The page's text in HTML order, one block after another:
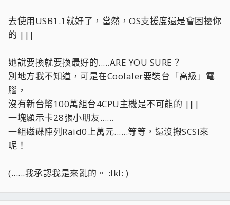
去使用USB1.1就好了，當然，OS支援度還是會困擾你
的 |||
她說要換就要換最好的.....ARE YOU SURE？
別地方我不知道，可是在Coolaler要裝台「高級」電
腦，
沒有新台幣100萬組台4CPU主機是不可能的 |||
一塊顯示卡28張小朋友......
一組磁碟陣列Raid0上萬元......等等，還沒搬SCSI來
呢！
(......我承認我是來亂的。 :lkl: )